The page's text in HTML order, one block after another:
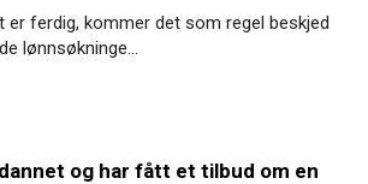
er ferdig, kommer det som regel beskjed
lønnsøkninge...
og har fått et tilbud om en